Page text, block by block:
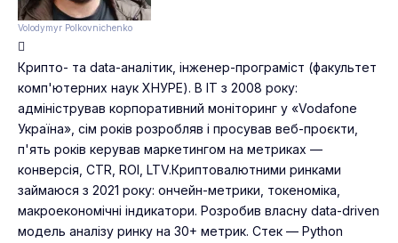
Volodymyr Polkovnichenko
Крипто- та data-аналітик, інженер-програміст (факультет
комп'ютерних наук ХНУРЕ). В IT з 2008 року:
адміністрував корпоративний моніторинг у «Vodafone
Україна», сім років розробляв і просував веб-проєкти,
п'ять років керував маркетингом на метриках —
конверсія, CTR, ROI, LTV.Криптовалютними ринками
займаюся з 2021 року: ончейн-метрики, токеноміка,
макроекономічні індикатори. Розробив власну data-driven
модель аналізу ринку на 30+ метрик. Стек — Python